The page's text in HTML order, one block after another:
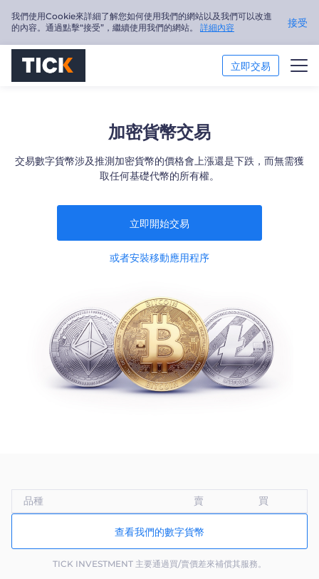
我們使用Cookie來詳細了解您如何使用我們的網站以及我們可以改進
的內容。通過點擊“接受”，繼續使用我們的網站。 詳細內容 接受
立即交易
Trader
加密貨幣交易
交易數字貨幣涉及推測加密貨幣的價格會上漲還是下跌，而無需獲
取任何基礎代幣的所有權。
立即開始交易
或者安裝移動應用程序
品種 賣 買
查看我們的數字貨幣
TICK INVESTMENT 主要通過買/賣價差來補償其服務。